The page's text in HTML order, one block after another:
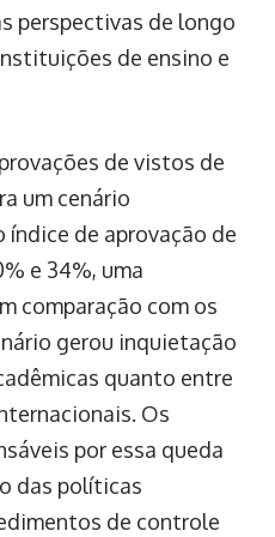
perspectivas de longo
de ensino e
de vistos de
um cenário
índice de aprovação de
e 34%, uma
comparação com os
gerou inquietação
quanto entre
Os
por essa queda
das políticas
de controle